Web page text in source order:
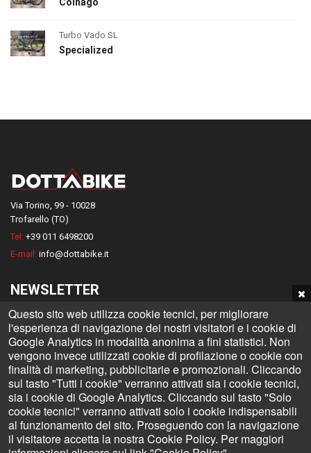
Turbo Vado SL
Specialized
Via Torino, 99 - 10028
Trofarello (TO)
Tel: +39 011 6498200
E-mail: info@dottabike.it
NEWSLETTER
Iscriviti alla nostra Newsletter e rimani informato su tutte le novità
Dottabike
Invia
Questo sito web utilizza cookie tecnici, per migliorare
l'esperienza di navigazione dei nostri visitatori e i cookie di
Google Analytics in modalità anonima a fini statistici. Non
vengono invece utilizzati cookie di profilazione o cookie con
finalità di marketing, pubblicitarie e promozionali. Cliccando
sul tasto "Tutti i cookie" verranno attivati sia i cookie tecnici,
sia i cookie di Google Analytics. Cliccando sul tasto "Solo
cookie tecnici" verranno attivati solo i cookie indispensabili
al funzionamento del sito. Proseguendo con la navigazione
il visitatore accetta la nostra Cookie Policy. Per maggiori